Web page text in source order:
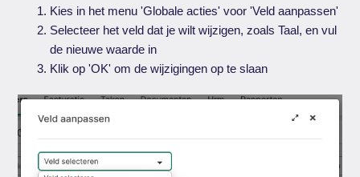
Kies in het menu 'Globale acties' voor 'Veld aanpassen'
Selecteer het veld dat je wilt wijzigen, zoals Taal, en vul
de nieuwe waarde in
Klik op 'OK' om de wijzigingen op te slaan